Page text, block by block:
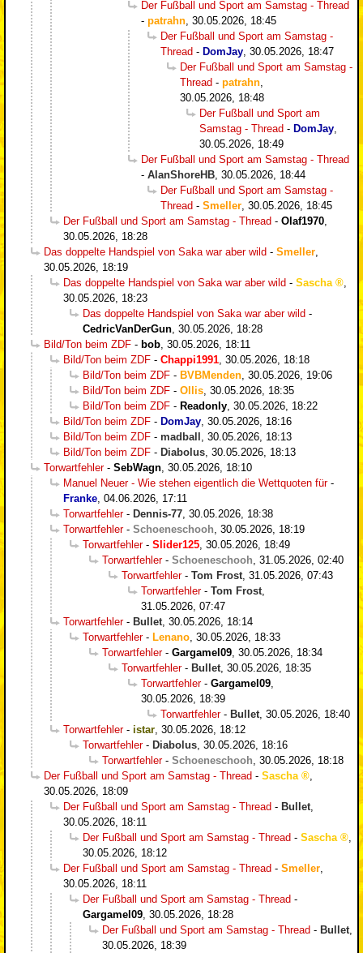
Der Fußball und Sport am Samstag - Thread
- patrahn, 30.05.2026, 18:45
Der Fußball und Sport am Samstag -
Thread - DomJay, 30.05.2026, 18:47
Der Fußball und Sport am Samstag -
Thread - patrahn,
30.05.2026, 18:48
Der Fußball und Sport am
Samstag - Thread - DomJay,
30.05.2026, 18:49
Der Fußball und Sport am Samstag - Thread
- AlanShoreHB, 30.05.2026, 18:44
Der Fußball und Sport am Samstag -
Thread - Smeller, 30.05.2026, 18:45
Der Fußball und Sport am Samstag - Thread - Olaf1970,
30.05.2026, 18:28
Das doppelte Handspiel von Saka war aber wild - Smeller,
30.05.2026, 18:19
Das doppelte Handspiel von Saka war aber wild - Sascha
,
30.05.2026, 18:23
Das doppelte Handspiel von Saka war aber wild -
CedricVanDerGun, 30.05.2026, 18:28
Bild/Ton beim ZDF - bob, 30.05.2026, 18:11
Bild/Ton beim ZDF - Chappi1991, 30.05.2026, 18:18
Bild/Ton beim ZDF - BVBMenden, 30.05.2026, 19:06
Bild/Ton beim ZDF - Ollis, 30.05.2026, 18:35
Bild/Ton beim ZDF - Readonly, 30.05.2026, 18:22
Bild/Ton beim ZDF - DomJay, 30.05.2026, 18:16
Bild/Ton beim ZDF - madball , 30.05.2026, 18:13
Bild/Ton beim ZDF - Diabolus, 30.05.2026, 18:13
Torwartfehler- SebWagn, 30.05.2026, 18:10
Manuel Neuer - Wie stehen eigentlich die Wettquoten für-
Franke, 04.06.2026, 17:11
Torwartfehler- Dennis-77, 30.05.2026, 18:38
Torwartfehler- Schoeneschooh, 30.05.2026, 18:19
Torwartfehler- Slider125, 30.05.2026, 18:49
Torwartfehler- Schoeneschooh, 31.05.2026, 02:40
Torwartfehler- Tom Frost, 31.05.2026, 07:43
Torwartfehler- Tom Frost,
31.05.2026, 07:47
Torwartfehler- Bullet, 30.05.2026, 18:14
Torwartfehler- Lenano, 30.05.2026, 18:33
Torwartfehler- Gargamel09, 30.05.2026, 18:34
Torwartfehler- Bullet, 30.05.2026, 18:35
Torwartfehler- Gargamel09,
30.05.2026, 18:39
Torwartfehler- Bullet, 30.05.2026, 18:40
Torwartfehler- istar, 30.05.2026, 18:12
Torwartfehler- Diabolus, 30.05.2026, 18:16
Torwartfehler- Schoeneschooh, 30.05.2026, 18:18
Der Fußball und Sport am Samstag - Thread - Sascha
,
30.05.2026, 18:09
Der Fußball und Sport am Samstag - Thread - Bullet,
30.05.2026, 18:11
Der Fußball und Sport am Samstag - Thread - Sascha
,
30.05.2026, 18:12
Der Fußball und Sport am Samstag - Thread - Smeller,
30.05.2026, 18:11
Der Fußball und Sport am Samstag - Thread -
Gargamel09, 30.05.2026, 18:28
Der Fußball und Sport am Samstag - Thread - Bullet,
30.05.2026, 18:39